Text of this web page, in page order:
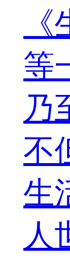
等
乃
不
生
人